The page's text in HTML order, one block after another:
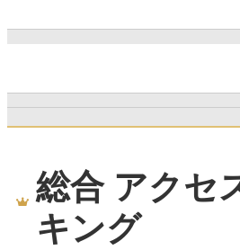
総合 アクセ
キング